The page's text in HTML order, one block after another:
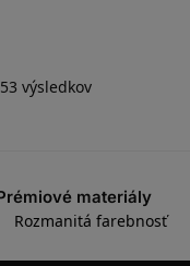
výsledkov
materiály
Rozmanitá farebnosť